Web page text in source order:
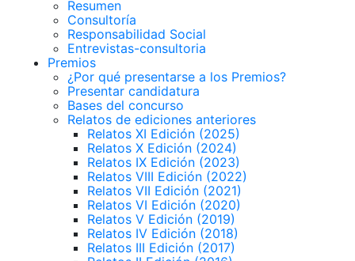
Resumen
Consultoría
Responsabilidad Social
Entrevistas-consultoria
Premios
¿Por qué presentarse a los Premios?
Presentar candidatura
Bases del concurso
Relatos de ediciones anteriores
Relatos XI Edición (2025)
Relatos X Edición (2024)
Relatos IX Edición (2023)
Relatos VIII Edición (2022)
Relatos VII Edición (2021)
Relatos VI Edición (2020)
Relatos V Edición (2019)
Relatos IV Edición (2018)
Relatos III Edición (2017)